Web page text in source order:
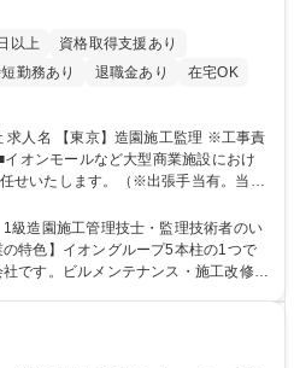
以上
資格取得支援あり
勤務あり 退職金あり
在宅OK
せいたします。（※出張手当有。当社
細は記載）具体的業務は下記に記載い
内容、及び帳簿関係書類のチェック、
におけるサービス品質の標準化・統一
提案 募集職種 【東京】
ループ
級造園施工管理技士・監理技術者のい
特色】イオングループ5本柱の1つで
時間152～176時間 学歴・資格